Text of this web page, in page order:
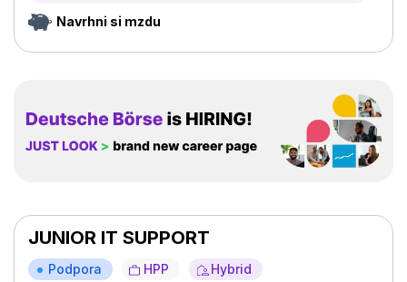
Navrhni si mzdu
JUNIOR IT SUPPORT
Podpora HPP Hybrid